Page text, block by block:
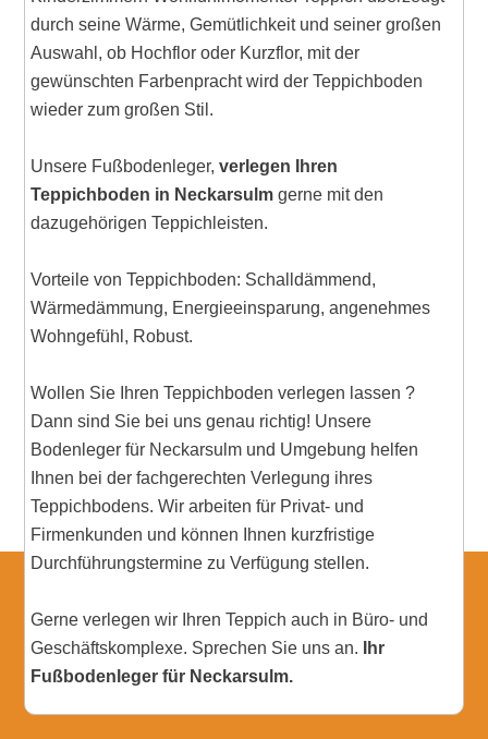
durch seine Wärme, Gemütlichkeit und seiner großen
Auswahl, ob Hochflor oder Kurzflor, mit der
gewünschten Farbenpracht wird der Teppichboden
wieder zum großen Stil.
Unsere Fußbodenleger,verlegen Ihren
Teppichboden in Neckarsulm gerne mit den
dazugehörigen Teppichleisten.
Vorteile von Teppichboden: Schalldämmend,
Wärmedämmung, Energieeinsparung, angenehmes
Wohngefühl, Robust.
Wollen Sie Ihren Teppichboden verlegen lassen ?
Dann sind Sie bei uns genau richtig! Unsere
Bodenleger für Neckarsulm und Umgebung helfen
Ihnen bei der fachgerechten Verlegung ihres
Teppichbodens. Wir arbeiten für Privat- und
Firmenkunden und können Ihnen kurzfristige
Durchführungstermine zu Verfügung stellen.
Gerne verlegen wir Ihren Teppich auch in Büro- und
Geschäftskomplexe. Sprechen Sie uns an.
Ihr
Fußbodenleger für Neckarsulm.